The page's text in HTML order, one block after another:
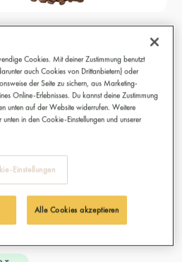
Ristretto, Cappuccino, Caffè Latte
Siebträgermaschine,
und Espressokocher
Mischung
Cookies. Mit deiner Zustimmung benutzt
auch Cookies von Drittanbietern) oder
der Seite zu sichern, aus Marketing-
Online-Erlebnisses. Du kannst deine Zustimmung
unten auf der Website widerrufen. Weitere
in den Cookie-Einstellungen und unserer
Einstellungen
Alle Cookies akzeptieren